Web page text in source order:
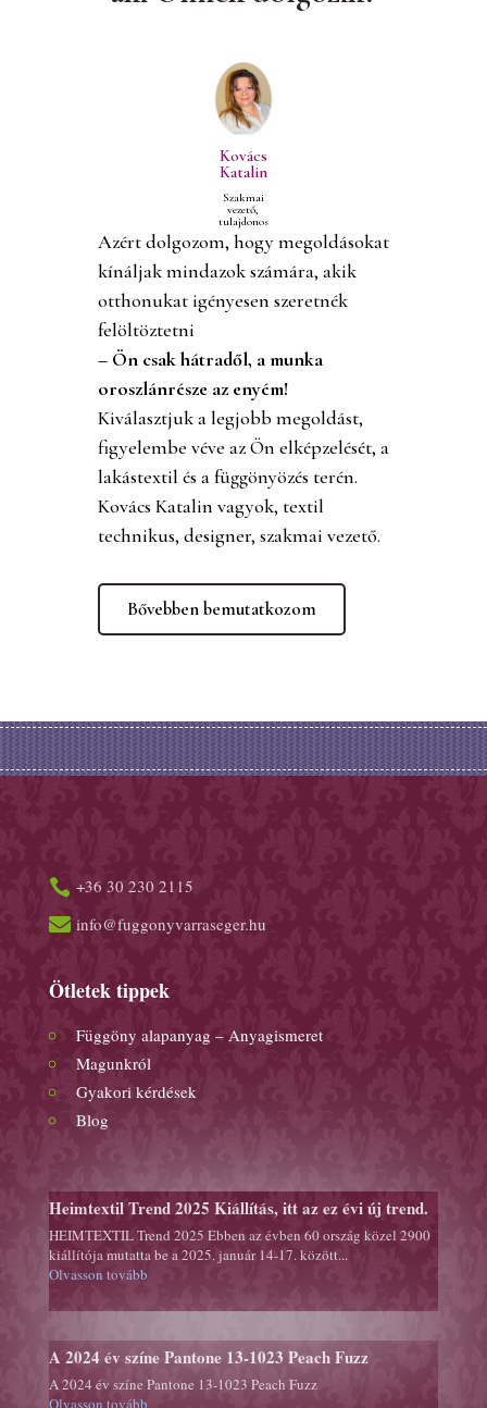
Kovács
Katalin
Szakmai
vezető,
tulajdonos
Azért dolgozom, hogy megoldásokat
kínáljak mindazok számára, akik
otthonukat igényesen szeretnék
felöltöztetni
– Ön csak hátradől, a munka
oroszlánrésze az enyém!
Kiválasztjuk a legjobb megoldást,
figyelembe véve az Ön elképzelését, a
lakástextil és a függönyözés terén.
Kovács Katalin vagyok, textil
technikus, designer, szakmai vezető.
Bővebben bemutatkozom
 +36 30 230 2115
 info@fuggonyvarraseger.hu
Ötletek tippek
Függöny alapanyag – Anyagismeret
Magunkról
Gyakori kérdések
Blog
Heimtextil Trend 2025 Kiállítás, itt az ez évi új trend.
HEIMTEXTIL Trend 2025 Ebben az évben 60 ország közel 2900
kiállítója mutatta be a 2025. január 14-17. között...
Olvasson tovább
A 2024 év színe Pantone 13-1023 Peach Fuzz
A 2024 év színe Pantone 13-1023 Peach Fuzz
Olvasson tovább